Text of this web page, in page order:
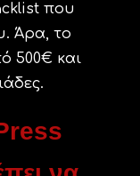
που
Άρα, το
500€ και